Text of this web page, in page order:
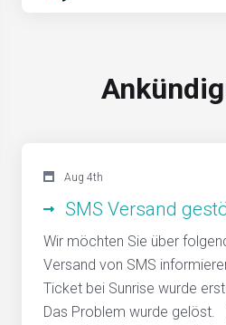
Aug 4th
SMS Versand
Wir möchten Sie über
Versand von SMS
Ticket bei Sunrise wurde
Das Problem wurde gelöst.